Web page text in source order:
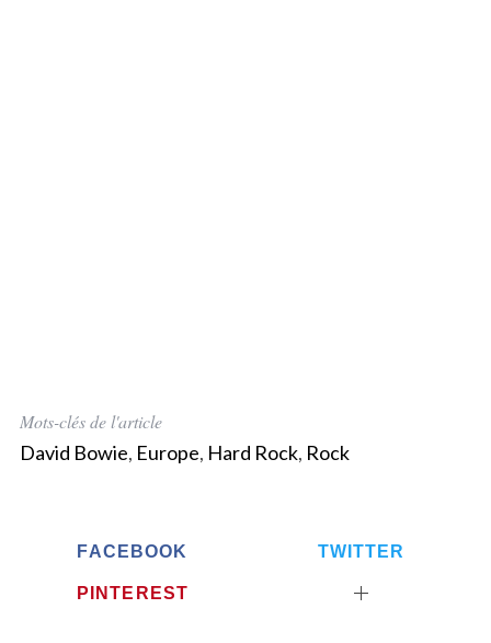
Mots-clés de l'article
David Bowie, Europe, Hard Rock, Rock
FACEBOOK TWITTER
PINTEREST